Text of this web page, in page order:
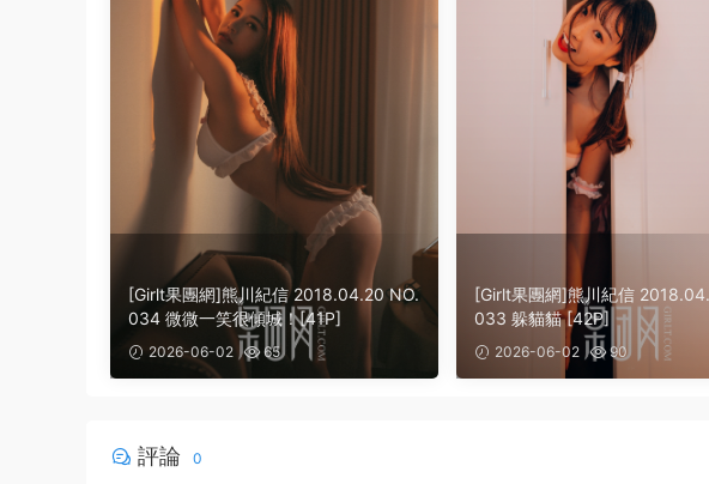
[Girlt果團網]熊川紀信 2018.04.20 NO.
034 微微一笑很傾城！[41P]
2026-06-02 65
[Girlt果團網]熊川紀信
033 躲貓貓 [42P]
2026-06-02 90
評論 0